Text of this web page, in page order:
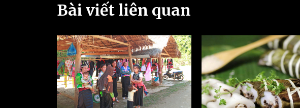
Bài viết liên quan